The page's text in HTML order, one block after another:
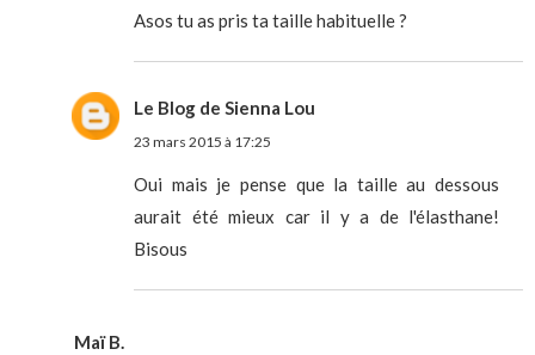
Asos tu as pris ta taille habituelle ?
Le Blog de Sienna Lou
23 mars 2015 à 17:25
Oui mais je pense que la taille au dessous
aurait été mieux car il y a de l'élasthane!
Bisous
Maï B.